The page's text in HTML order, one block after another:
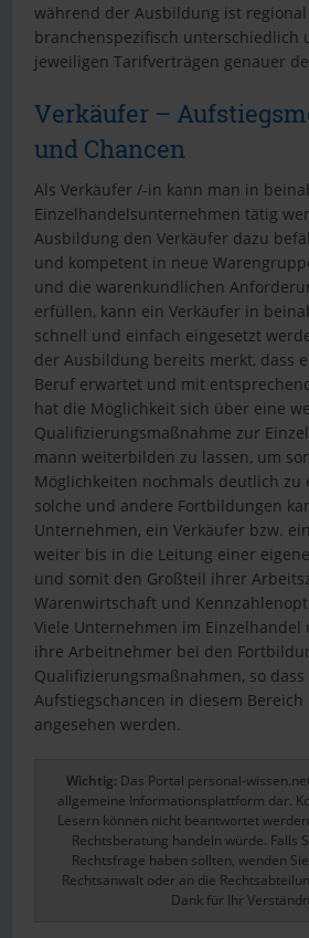
während der Ausbildung ist
branchenspezifisch unterschiedlich
jeweiligen Tarifverträgen genauer
Verkäufer –
und Chancen
Als Verkäufer /-in kann man in
Einzelhandelsunternehmen tätig
Ausbildung den Verkäufer dazu
und kompetent in neue
und die warenkundlichen
erfüllen, kann ein Verkäufer in
schnell und einfach eingesetzt
der Ausbildung bereits merkt, dass
Beruf erwartet und mit
hat die Möglichkeit sich über eine
Qualifizierungsmaßnahme zur
mann weiterbilden zu lassen, um
Möglichkeiten nochmals deutlich zu
solche und andere Fortbildungen
Unternehmen, ein Verkäufer bzw.
weiter bis in die Leitung einer
und somit den Großteil ihrer
Warenwirtschaft und
Viele Unternehmen im
ihre Arbeitnehmer bei den
Qualifizierungsmaßnahmen, so dass
Aufstiegschancen in diesem
angesehen werden.
Wichtig: Das Portal personal-
allgemeine Informationsplattform dar.
Lesern können nicht beantwortet
Rechtsberatung handeln würde. Falls
Rechtsfrage haben sollten, wenden
Rechtsanwalt oder an die
Dank für Ihr